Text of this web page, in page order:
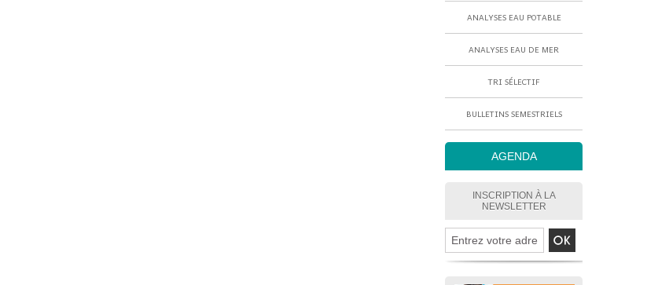
ANALYSES EAU POTABLE
ANALYSES EAU DE MER
TRI SÉLECTIF
BULLETINS SEMESTRIELS
AGENDA
INSCRIPTION À LA
NEWSLETTER